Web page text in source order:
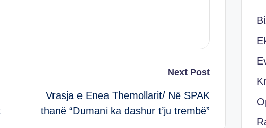
Next Post
Vrasja e Enea Themollarit/ Në SPAK
thanë “Dumani ka dashur t’ju trembë”